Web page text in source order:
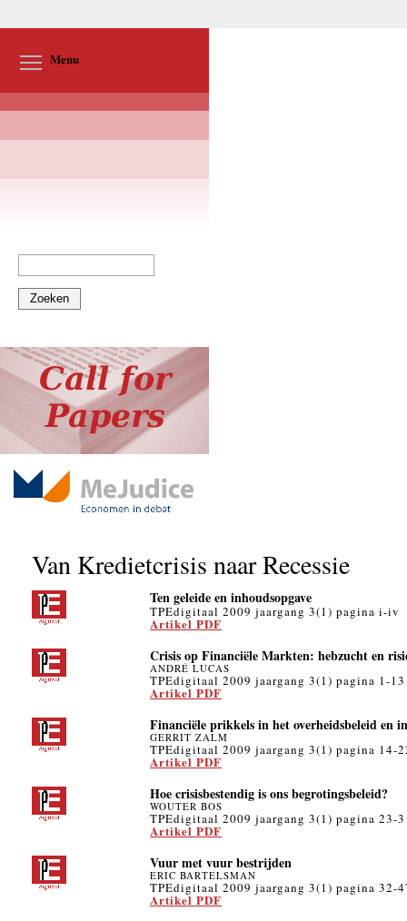
Menu
Zoeken
Van Kredietcrisis naar Recessie
Ten geleide en inhoudsopgave
TPEdigitaal 2009 jaargang 3(1) pagina i-iv
Artikel PDF
Crisis op Financiële Markten: hebzucht en
ANDRÉ LUCAS
TPEdigitaal 2009 jaargang 3(1) pagina 1-13
Artikel PDF
Financiële prikkels in het overheidsbeleid en
GERRIT ZALM
TPEdigitaal 2009 jaargang 3(1) pagina 14-
Artikel PDF
Hoe crisisbestendig is ons begrotingsbeleid?
WOUTER BOS
TPEdigitaal 2009 jaargang 3(1) pagina 23-
Artikel PDF
Vuur met vuur bestrijden
ERIC BARTELSMAN
TPEdigitaal 2009 jaargang 3(1) pagina 32-
Artikel PDF